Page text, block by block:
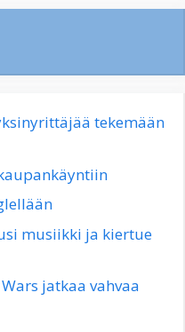
tekemään
musiikki ja kiertue
jatkaa vahvaa